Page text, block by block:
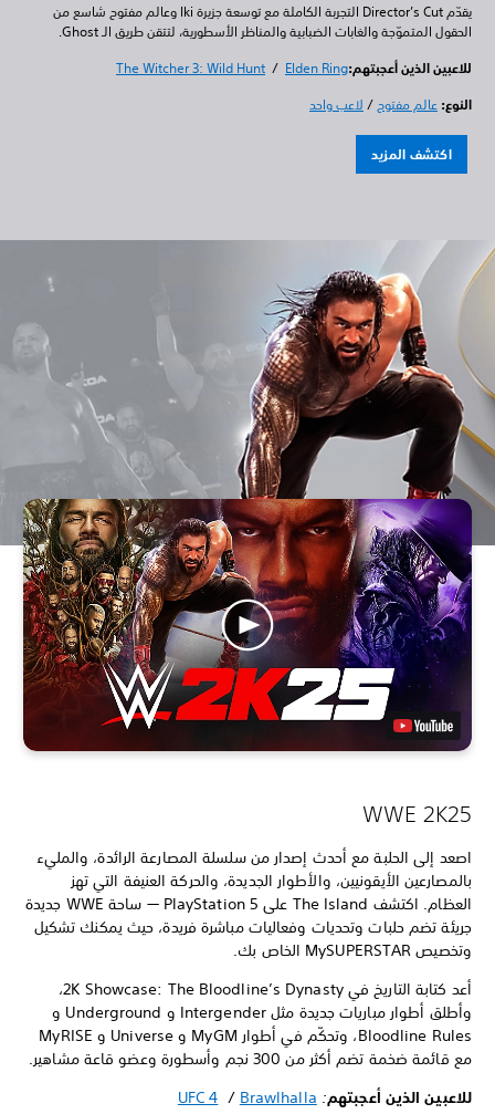
يقدّم Director’s Cut التجربة الكاملة مع توسعة جزيرة Iki وعالم مفتوح شاسع من
الحقول المتموّجة والغابات الضبابية والمناظر الأسطورية، لتتقن طريق الـ Ghost.
للاعبين الذين أعجبتهم: The Witcher 3: Wild Hunt/Elden Ring
النوع:عالم مفتوح/لاعب واحد
اكتشف المزيد
WWE 2K25
اصعد إلى الحلبة مع أحدث إصدار من سلسلة المصارعة الرائدة، والمليء
بالمصارعين الأيقونيين، والأطوار الجديدة، والحركة العنيفة التي تهز
العظام. اكتشف The Island على PlayStation 5 — ساحة WWE جديدة
جريئة تضم حلبات وتحديات وفعاليات مباشرة فريدة، حيث يمكنك تشكيل
وتخصيص MySUPERSTAR الخاص بك.
أعد كتابة التاريخ في 2K Showcase: The Bloodline’s Dynasty،
وأطلق أطوار مباريات جديدة مثل Intergender و Underground و
Bloodline Rules، وتحكّم في أطوار MyGM و Universe و MyRISE
مع قائمة ضخمة تضم أكثر من 300 نجم وأسطورة وعضو قاعة مشاهير.
للاعبين الذين أعجبتهم:
UFC 4/Brawlhalla